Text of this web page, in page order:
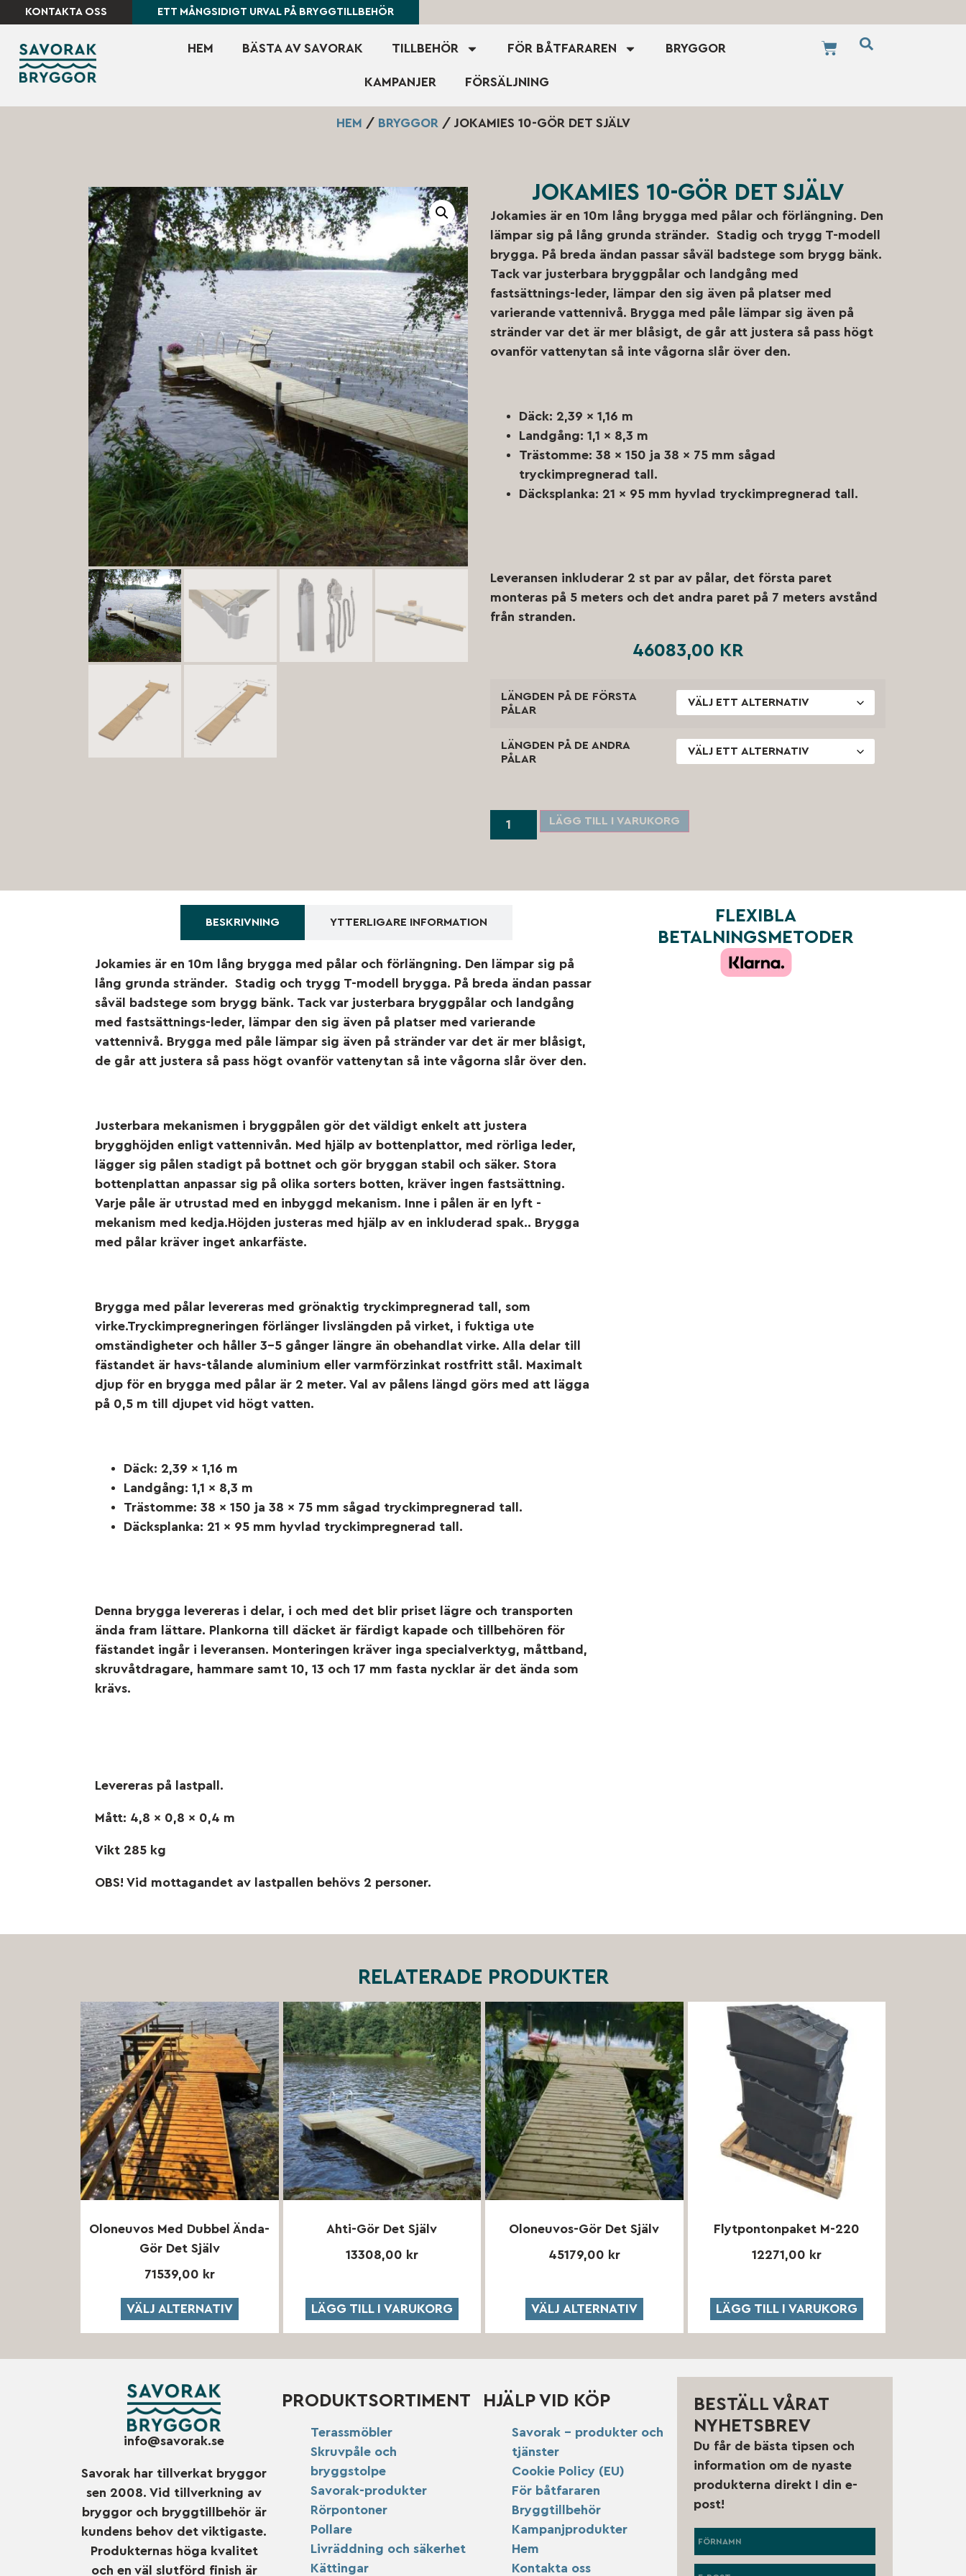
KONTAKTA OSS ETT MÅNGSIDIGT URVAL PÅ BRYGGTILLBEHÖR
HEM BÄSTA AV SAVORAK TILLBEHÖR FÖR BÅTFARAREN BRYGGOR
KAMPANJER FÖRSÄLJNING
HEM / BRYGGOR / JOKAMIES 10-GÖR DET SJÄLV
JOKAMIES 10-GÖR DET SJÄLV
Jokamies är en 10m lång brygga med pålar och förlängning. Den
lämpar sig på lång grunda stränder. Stadig och trygg T-modell
brygga. På breda ändan passar såväl badstege som brygg bänk.
Tack var justerbara bryggpålar och landgång med
fastsättnings-leder, lämpar den sig även på platser med
varierande vattennivå. Brygga med påle lämpar sig även på
stränder var det är mer blåsigt, de går att justera så pass högt
ovanför vattenytan så inte vågorna slår över den.
Däck: 2,39 x 1,16 m
Landgång: 1,1 x 8,3 m
Trästomme: 38 x 150 ja 38 x 75 mm sågad
tryckimpregnerad tall.
Däcksplanka: 21 x 95 mm hyvlad tryckimpregnerad tall.
Leveransen inkluderar 2 st par av pålar, det första paret
monteras på 5 meters och det andra paret på 7 meters avstånd
från stranden.
46083,00 KR
LÄNGDEN PÅ DE FÖRSTA
PÅLAR
LÄNGDEN PÅ DE ANDRA
PÅLAR
LÄGG TILL I VARUKORG
FLEXIBLA
BETALNINGSMETODER
BESKRIVNING YTTERLIGARE INFORMATION
Jokamies är en 10m lång brygga med pålar och förlängning. Den lämpar sig på
lång grunda stränder. Stadig och trygg T-modell brygga. På breda ändan passar
såväl badstege som brygg bänk. Tack var justerbara bryggpålar och landgång
med fastsättnings-leder, lämpar den sig även på platser med varierande
vattennivå. Brygga med påle lämpar sig även på stränder var det är mer blåsigt,
de går att justera så pass högt ovanför vattenytan så inte vågorna slår över den.
Justerbara mekanismen i bryggpålen gör det väldigt enkelt att justera
brygghöjden enligt vattennivån. Med hjälp av bottenplattor, med rörliga leder,
lägger sig pålen stadigt på bottnet och gör bryggan stabil och säker. Stora
bottenplattan anpassar sig på olika sorters botten, kräver ingen fastsättning.
Varje påle är utrustad med en inbyggd mekanism. Inne i pålen är en lyft -
mekanism med kedja.Höjden justeras med hjälp av en inkluderad spak.. Brygga
med pålar kräver inget ankarfäste.
Brygga med pålar levereras med grönaktig tryckimpregnerad tall, som
virke.Tryckimpregneringen förlänger livslängden på virket, i fuktiga ute
omständigheter och håller 3-5 gånger längre än obehandlat virke. Alla delar till
fästandet är havs-tålande aluminium eller varmförzinkat rostfritt stål. Maximalt
djup för en brygga med pålar är 2 meter. Val av pålens längd görs med att lägga
på 0,5 m till djupet vid högt vatten.
Däck: 2,39 x 1,16 m
Landgång: 1,1 x 8,3 m
Trästomme: 38 x 150 ja 38 x 75 mm sågad tryckimpregnerad tall.
Däcksplanka: 21 x 95 mm hyvlad tryckimpregnerad tall.
Denna brygga levereras i delar, i och med det blir priset lägre och transporten
ända fram lättare. Plankorna till däcket är färdigt kapade och tillbehören för
fästandet ingår i leveransen. Monteringen kräver inga specialverktyg, måttband,
skruvåtdragare, hammare samt 10, 13 och 17 mm fasta nycklar är det ända som
krävs.
Levereras på lastpall.
Mått: 4,8 x 0,8 x 0,4 m
Vikt 285 kg
OBS! Vid mottagandet av lastpallen behövs 2 personer.
RELATERADE PRODUKTER
Oloneuvos Med Dubbel Ända-
Gör Det Själv
71539,00 kr
VÄLJ ALTERNATIV
Ahti-Gör Det Själv
13308,00 kr
LÄGG TILL I VARUKORG
Oloneuvos-Gör Det Själv
45179,00 kr
VÄLJ ALTERNATIV
Flytpontonpaket M-220
12271,00 kr
LÄGG TILL I VARUKORG
info@savorak.se
Savorak har tillverkat bryggor
sen 2008. Vid tillverkning av
bryggor och bryggtillbehör är
kundens behov det viktigaste.
Produkternas höga kvalitet
och en väl slutförd finish är
PRODUKTSORTIMENT
Terassmöbler
Skruvpåle och
bryggstolpe
Savorak-produkter
Rörpontoner
Pollare
Livräddning och säkerhet
Kättingar
HJÄLP VID KÖP
Savorak – produkter och
tjänster
Cookie Policy (EU)
För båtfararen
Bryggtillbehör
Kampanjprodukter
Hem
Kontakta oss
BESTÄLL VÅRAT
NYHETSBREV
Du får de bästa tipsen och
information om de nyaste
produkterna direkt I din e-
post!